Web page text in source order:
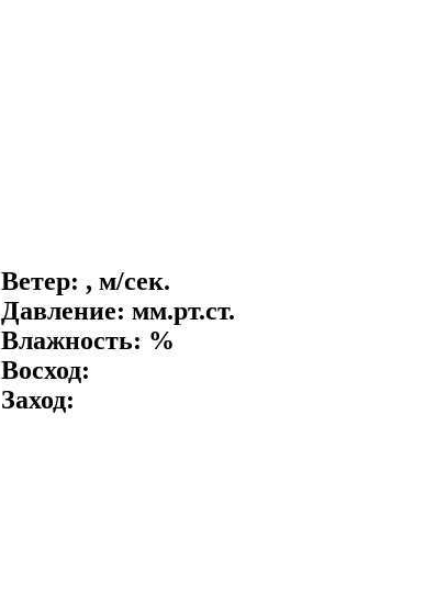
Ветер: , м/сек.
Давление: мм.рт.ст.
Влажность: %
Восход:
Заход: